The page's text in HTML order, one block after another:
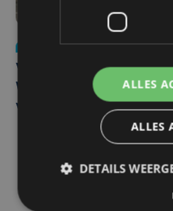
Nieuws
wo 5
Vier Oostendse
West, dat ook een nieuwe
verwelkomt
ALLES
ALLES
DETAILS